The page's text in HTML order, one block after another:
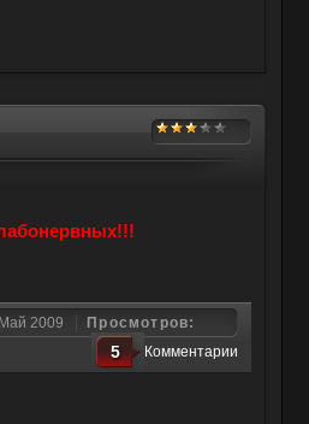
2009
Просмотров:
5 Комментарии